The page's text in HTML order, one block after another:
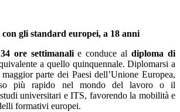
gli standard europei, a 18 anni
34 ore settimanalie conduce aldiploma di
a quello quinquennale. Diplomarsi a
parte dei Paesi dell’Unione Europea,
più rapido nel mondo del lavoro o il
universitari e ITS, favorendo la mobilità e
formativi europei.